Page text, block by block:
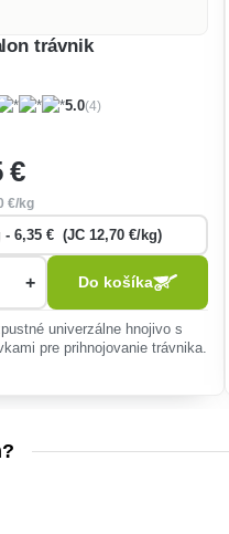
trávnik
5.0(4)
€
€/kg
+ Do košíka
univerzálne hnojivo s
pre prihnojovanie trávnika.